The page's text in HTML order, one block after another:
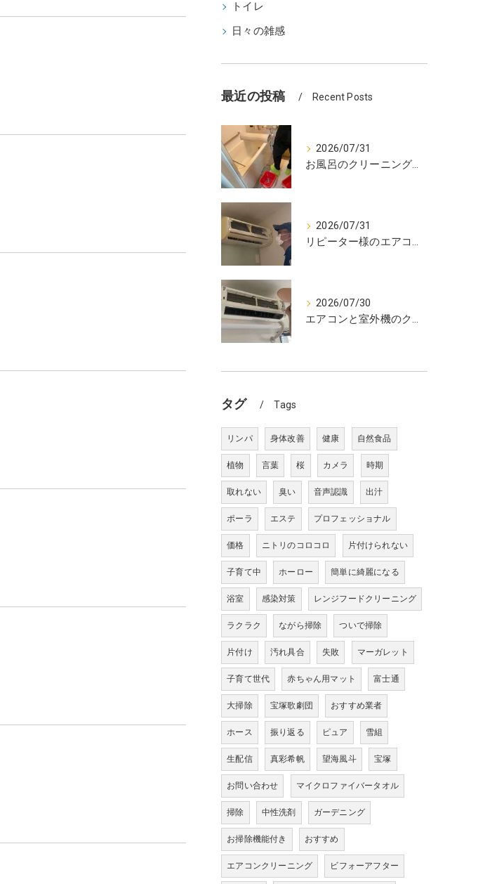
トイレ
日々の雑感
最近の投稿 Recent Posts
2026/07/31
お風呂のクリーニングに行ってきました。
2026/07/31
リピーター様のエアコンクリーニング
2026/07/30
エアコンと室外機のクリーニング
タグ Tags
リンパ 身体改善 健康 自然食品
植物 言葉 桜 カメラ 時期
取れない 臭い 音声認識 出汁
ポーラ エステ プロフェッショナル
価格 ニトリのコロコロ 片付けられない
子育て中 ホーロー 簡単に綺麗になる
浴室 感染対策 レンジフードクリーニング
ラクラク ながら掃除 ついで掃除
片付け 汚れ具合 失敗 マーガレット
子育て世代 赤ちゃん用マット 富士通
大掃除 宝塚歌劇団 おすすめ業者
ホース 振り返る ピュア 雪組
生配信 真彩希帆 望海風斗 宝塚
お問い合わせ マイクロファイバータオル
掃除 中性洗剤 ガーデニング
お掃除機能付き おすすめ
エアコンクリーニング ビフォーアフター